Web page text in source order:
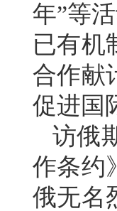
年”等
已有机
合作献
促进国
访俄
作条约
俄无名